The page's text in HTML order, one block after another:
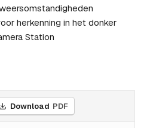
herkenning in het donker
Station
Download PDF